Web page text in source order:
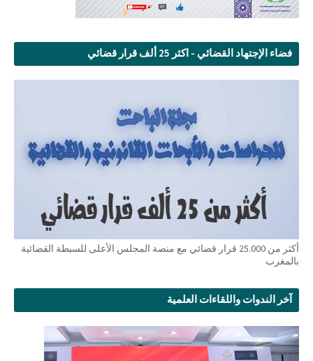
فضاء الإجتهاد القضائي - اكثر 25 ألف قرار قضائي
أكثر من 25.000 قرار قضائي مع منصة المجلس الأعلى للسبطة القضائية
بالمغرب
آخر الندوات واللقاءات العلمية